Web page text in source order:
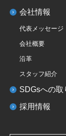
会社情報
代表メッセージ
会社概要
沿革
スタッフ紹介
SDGsへの取
採用情報